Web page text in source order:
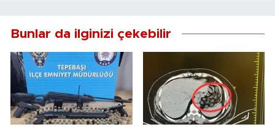
Bunlar da ilginizi çekebilir